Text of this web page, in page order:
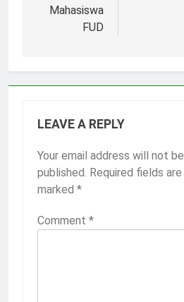
Mahasiswa
FUD
LEAVE A REPLY
Your email address will not be
published. Required fields are
marked *
Comment *